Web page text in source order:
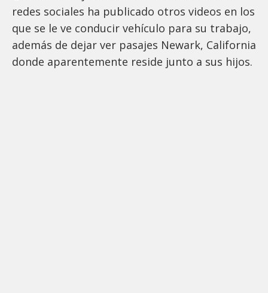
redes sociales ha publicado otros videos en los
que se le ve conducir vehículo para su trabajo,
además de dejar ver pasajes Newark, California
donde aparentemente reside junto a sus hijos.